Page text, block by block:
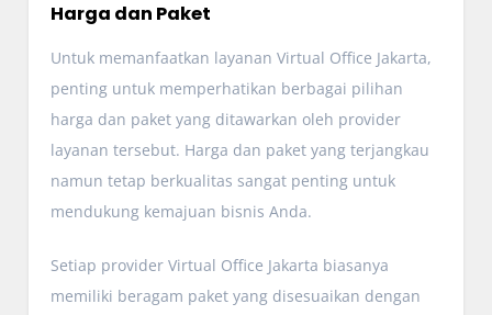
Harga dan Paket
Untuk memanfaatkan layanan Virtual Office Jakarta,
penting untuk memperhatikan berbagai pilihan
harga dan paket yang ditawarkan oleh provider
layanan tersebut. Harga dan paket yang terjangkau
namun tetap berkualitas sangat penting untuk
mendukung kemajuan bisnis Anda.
Setiap provider Virtual Office Jakarta biasanya
memiliki beragam paket yang disesuaikan dengan